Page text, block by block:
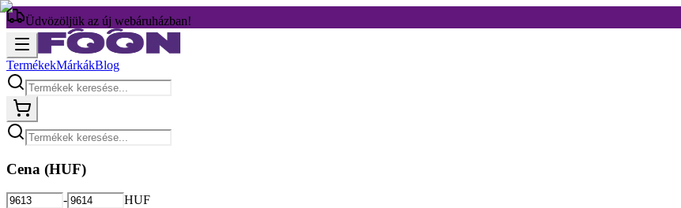
Üdvözöljük az új webáruházban!
TermékekMárkákBlog
Cena (HUF)
- HUF